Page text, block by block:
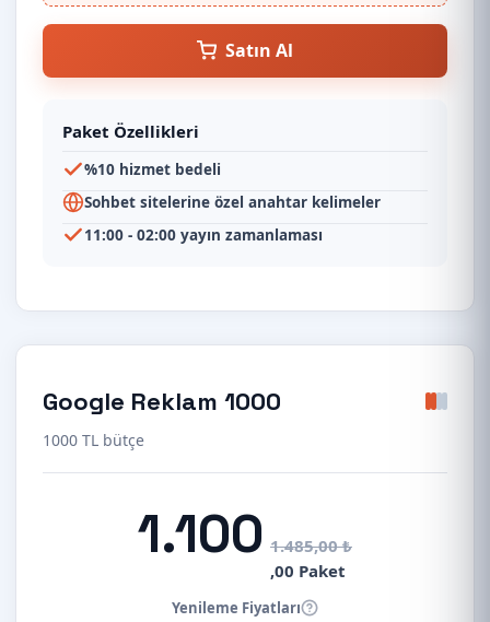
Satın Al
Paket Özellikleri
%10 hizmet bedeli
Sohbet sitelerine özel anahtar kelimeler
11:00 - 02:00 yayın zamanlaması
Google Reklam 1000
1000 TL bütçe
1.100 1.485,00 ₺
,00 Paket
Yenileme Fiyatları